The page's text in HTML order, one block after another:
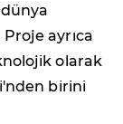
ayrıca
olarak
birini